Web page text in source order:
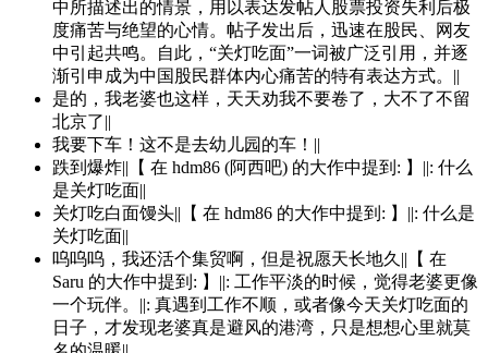
中所描述出的情景，用以表达发帖人股票投资失利后极
度痛苦与绝望的心情。帖子发出后，迅速在股民、网友
中引起共鸣。自此，“关灯吃面”一词被广泛引用，并逐
渐引申成为中国股民群体内心痛苦的特有表达方式。||
是的，我老婆也这样，天天劝我不要卷了，大不了不留
北京了||
我要下车！这不是去幼儿园的车！||
跌到爆炸||【 在 hdm86 (阿西吧) 的大作中提到: 】||: 什么
是关灯吃面||
关灯吃白面馒头||【 在 hdm86 的大作中提到: 】||: 什么是
关灯吃面||
呜呜呜，我还活个集贸啊，但是祝愿天长地久||【 在
Saru 的大作中提到: 】||: 工作平淡的时候，觉得老婆更像
一个玩伴。||: 真遇到工作不顺，或者像今天关灯吃面的
日子，才发现老婆真是避风的港湾，只是想想心里就莫